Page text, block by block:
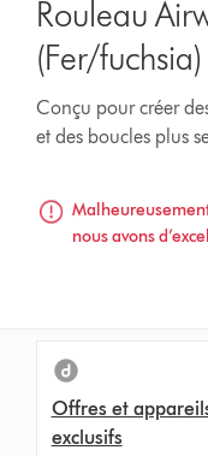
Rouleau
(Fer/fuchsia)
Conçu pour créer
et des boucles plus
nous avons
Offres et
exclusifs